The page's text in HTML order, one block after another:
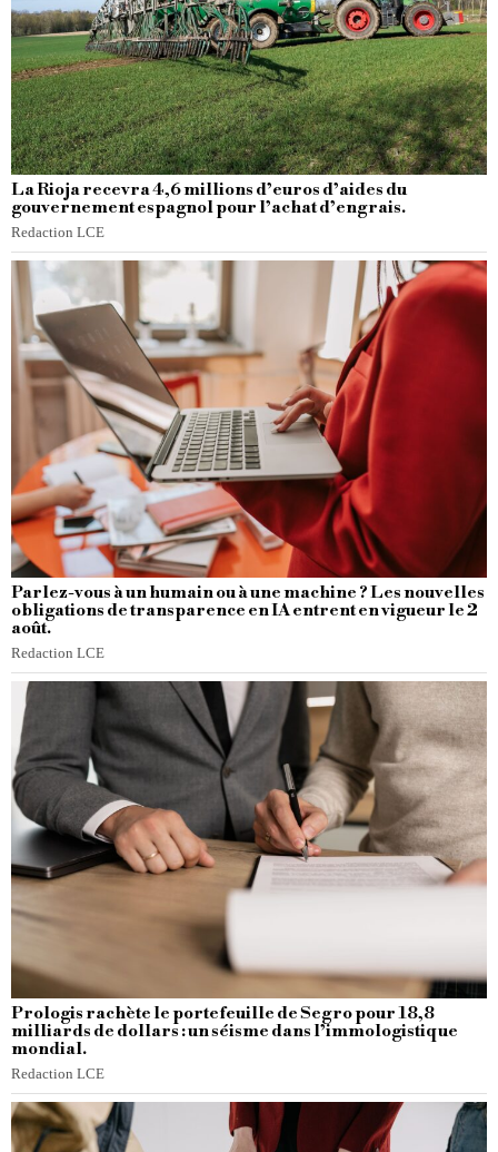
La Rioja recevra 4,6 millions d’euros d’aides du
gouvernement espagnol pour l’achat d’engrais.
Redaction LCE
Parlez-vous à un humain ou à une machine ? Les nouvelles
obligations de transparence en IA entrent en vigueur le 2
août.
Redaction LCE
Prologis rachète le portefeuille de Segro pour 18,8
milliards de dollars : un séisme dans l’immologistique
mondial.
Redaction LCE